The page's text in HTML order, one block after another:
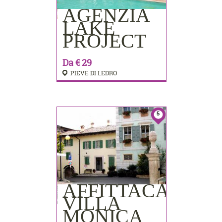
AGENZIA
LAKE
PROJECT
Da € 29
PIEVE DI LEDRO
PRENOTA
5
VILLA
MONICA
PRENOTA